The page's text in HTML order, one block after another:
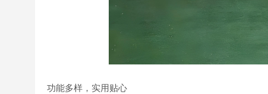
功能多样，实用贴心